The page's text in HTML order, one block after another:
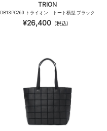
TRION
DB13PC260 トライオン トート横型 ブラック
¥26,400 （税込）